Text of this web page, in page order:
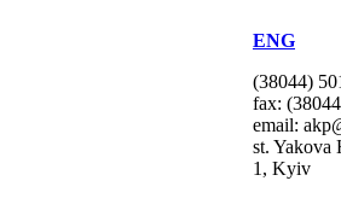
ENG
(38044)
fax:
email:
st. Yakova
1, Kyiv